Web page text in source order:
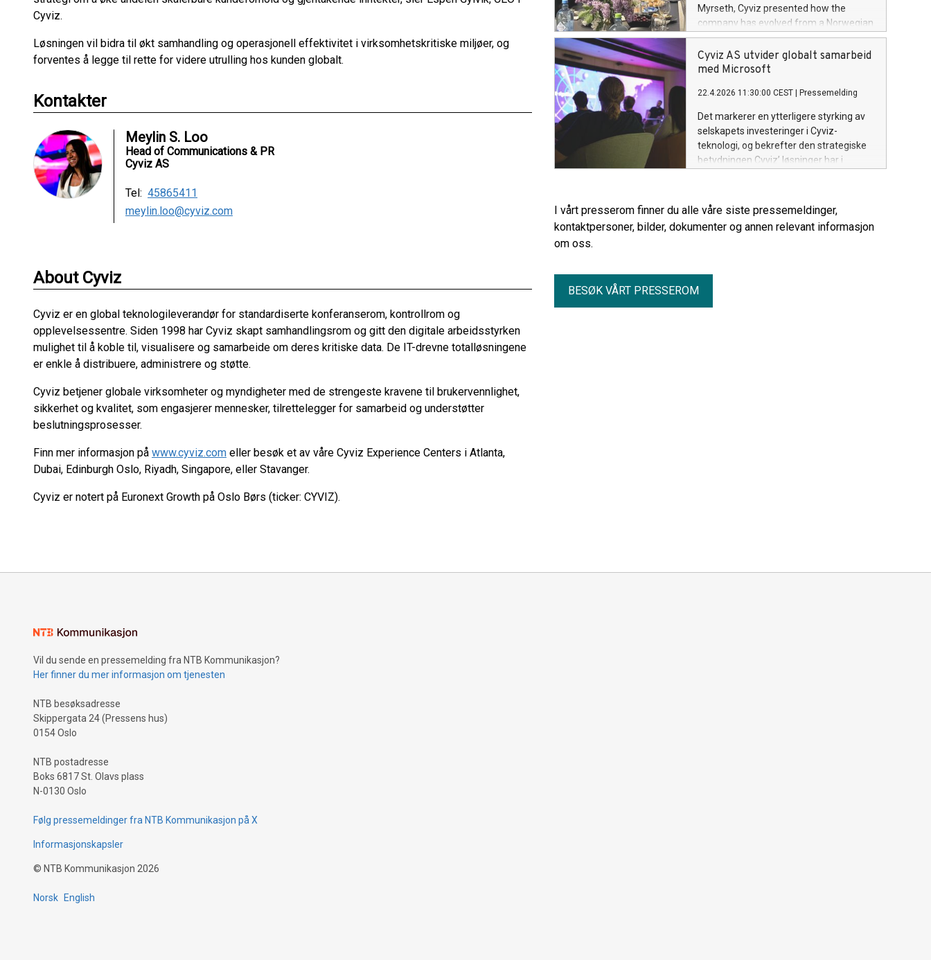
Cyviz.
Løsningen vil bidra til økt samhandling og operasjonell effektivitet i virksomhetskritiske miljøer, og
forventes å legge til rette for videre utrulling hos kunden globalt.
Kontakter
Meylin S. Loo
Head of Communications & PR
Cyviz AS
Tel: 45865411
meylin.loo@cyviz.com
About Cyviz
Cyviz er en global teknologileverandør for standardiserte konferanserom, kontrollrom og
opplevelsessentre. Siden 1998 har Cyviz skapt samhandlingsrom og gitt den digitale arbeidsstyrken
mulighet til å koble til, visualisere og samarbeide om deres kritiske data. De IT-drevne totalløsningene
er enkle å distribuere, administrere og støtte.
Cyviz betjener globale virksomheter og myndigheter med de strengeste kravene til brukervennlighet,
sikkerhet og kvalitet, som engasjerer mennesker, tilrettelegger for samarbeid og understøtter
beslutningsprosesser.
Finn mer informasjon på www.cyviz.com eller besøk et av våre Cyviz Experience Centers i Atlanta,
Dubai, Edinburgh Oslo, Riyadh, Singapore, eller Stavanger.
Cyviz er notert på Euronext Growth på Oslo Børs (ticker: CYVIZ).
Myrseth, Cyviz presented how the
company has evolved from a Norwegian
technology environment into a global
player, while also highlighting two key
challenges for continued growth: the
technology and better access to the
Norwegian defense industry.
Cyviz AS utvider globalt samarbeid
med Microsoft
22.4.2026 11:30:00 CEST Pressemelding
Det markerer en ytterligere styrking av
selskapets investeringer i Cyviz-
teknologi, og bekrefter den strategiske
betydningen Cyviz’ løsninger har i
I vårt presserom finner du alle våre siste pressemeldinger,
kontaktpersoner, bilder, dokumenter og annen relevant informasjon
om oss.
BESØK VÅRT PRESSEROM
Vil du sende en pressemelding fra NTB Kommunikasjon?
Her finner du mer informasjon om tjenesten
NTB besøksadresse
Skippergata 24 (Pressens hus)
0154 Oslo
NTB postadresse
Boks 6817 St. Olavs plass
N-0130 Oslo
Følg pressemeldinger fra NTB Kommunikasjon på X
Informasjonskapsler
© NTB Kommunikasjon 2026
Norsk English